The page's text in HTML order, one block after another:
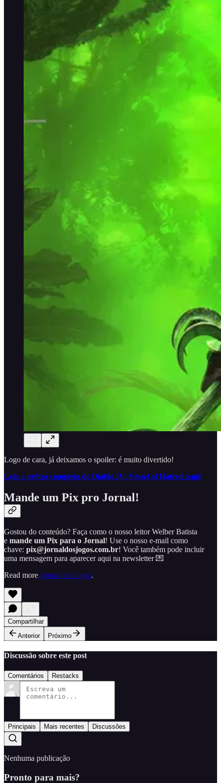
Logo de cara, já deixamos o spoiler: é muito divertido!
Leia a prévia completa de Diablo IV: Vessel of Hatred aqui!
Mande um Pix pro Jornal!
Gostou do conteúdo? Faça como o nosso leitor Welber Batista
e mande um Pix para o Jornal! Use o nosso e-mail como
chave: pix@jornaldosjogos.com.br! Você também pode incluir
uma mensagem para aparecer aqui na newsletter 💌
Read more Jornal dos Jogos.
Compartilhar
Anterior
Próximo
Discussão sobre este post
Comentários Restacks
Principais Mais recentes Discussões
Nenhuma publicação
Pronto para mais?